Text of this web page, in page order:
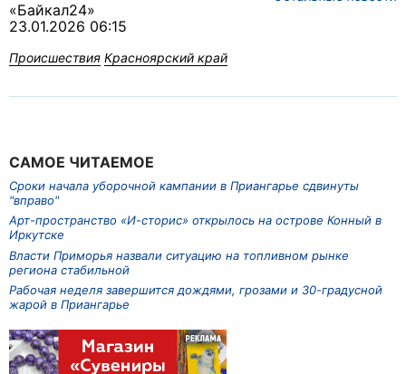
«Байкал24»
23.01.2026 06:15
Происшествия Красноярский край
САМОЕ ЧИТАЕМОЕ
Сроки начала уборочной кампании в Приангарье сдвинуты
"вправо"
Арт-пространство «И-сторис» открылось на острове Конный в
Иркутске
Власти Приморья назвали ситуацию на топливном рынке
региона стабильной
Рабочая неделя завершится дождями, грозами и 30-градусной
жарой в Приангарье